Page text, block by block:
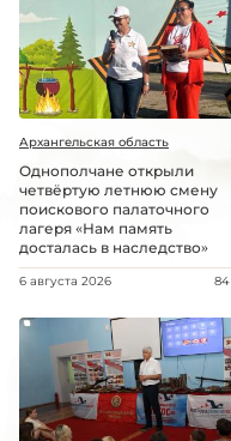
Архангельская область
Однополчане открыли
четвёртую летнюю смену
поискового палаточного
лагеря «Нам память
досталась в наследство»
6 августа 2026 84